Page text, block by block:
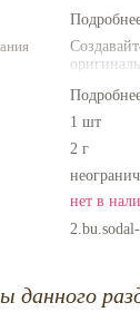
товара
размеры.
1 шт
2 г
нет в
данного